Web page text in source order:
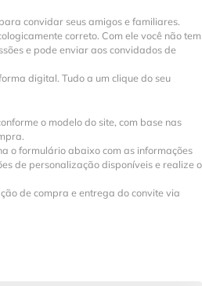
convidar seus amigos e familiares.
correto. Com ele você não tem
e pode enviar aos convidados de
digital. Tudo a um clique do seu
o modelo do site, com base nas
o formulário abaixo com as informações
de personalização disponíveis e realize o
de compra e entrega do convite via